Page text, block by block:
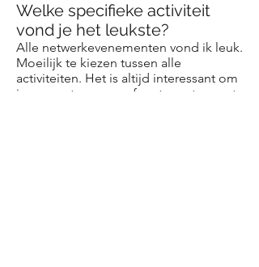
Welke specifieke activiteit
vond je het leukste?
Alle netwerkevenementen vond ik leuk.
Moeilijk te kiezen tussen alle
activiteiten. Het is altijd interessant om
in een ontspannen sfeer te praten met